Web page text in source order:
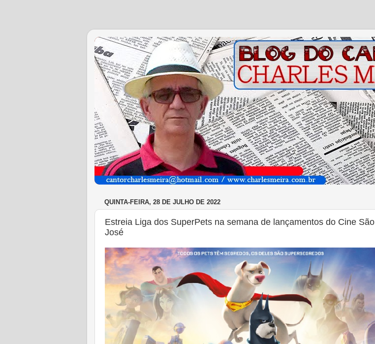
QUINTA-FEIRA, 28 DE JULHO DE 2022
Estreia Liga dos SuperPets na semana de lançamentos do Cine São
José